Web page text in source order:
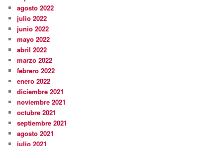
agosto 2022
julio 2022
junio 2022
mayo 2022
abril 2022
marzo 2022
febrero 2022
enero 2022
diciembre 2021
noviembre 2021
octubre 2021
septiembre 2021
agosto 2021
julio 2021